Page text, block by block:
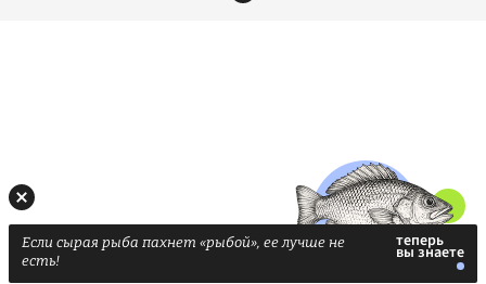
Если сырая рыба пахнет «рыбой», ее лучше не
есть!